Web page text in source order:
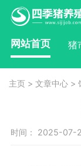
网站首页 猪
主页 > 文章中心 >
时间： 2025-07-